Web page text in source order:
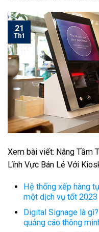
21
Th1
Xem bài viết: Nâng Tầm
Lĩnh Vực Bán Lẻ Với
Hệ thống xếp hàng
một dịch vụ tốt 2023
Digital Signage là
quảng cáo thông